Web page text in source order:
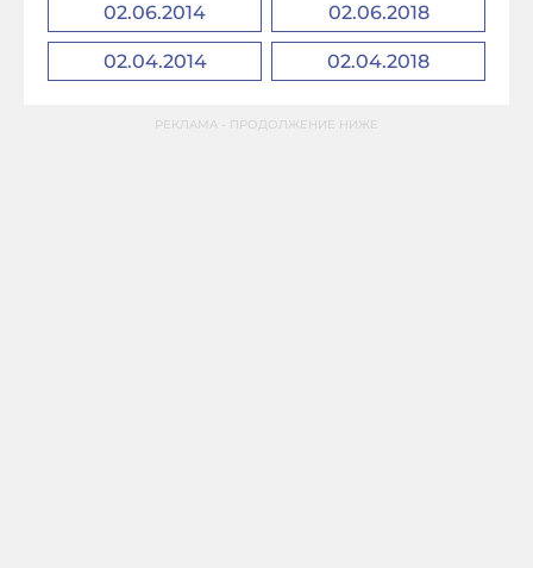
02.06.2014 02.06.2018
02.04.2014 02.04.2018
РЕКЛАМА - ПРОДОЛЖЕНИЕ НИЖЕ